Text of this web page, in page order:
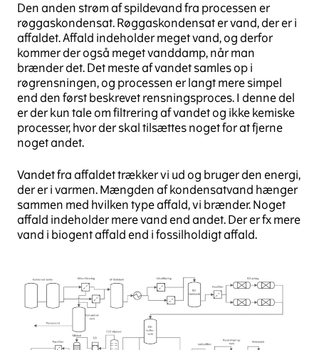
Den anden strøm af spildevand fra processen er
røggaskondensat. Røggaskondensat er vand, der er i
affaldet. Affald indeholder meget vand, og derfor
kommer der også meget vanddamp, når man
brænder det. Det meste af vandet samles op i
røgrensningen, og processen er langt mere simpel
end den først beskrevet rensningsproces. I denne del
er der kun tale om filtrering af vandet og ikke kemiske
processer, hvor der skal tilsættes noget for at fjerne
noget andet.
Vandet fra affaldet trækker vi ud og bruger den energi,
der er i varmen. Mængden af kondensatvand hænger
sammen med hvilken type affald, vi brænder. Noget
affald indeholder mere vand end andet. Der er fx mere
vand i biogent affald end i fossilholdigt affald.